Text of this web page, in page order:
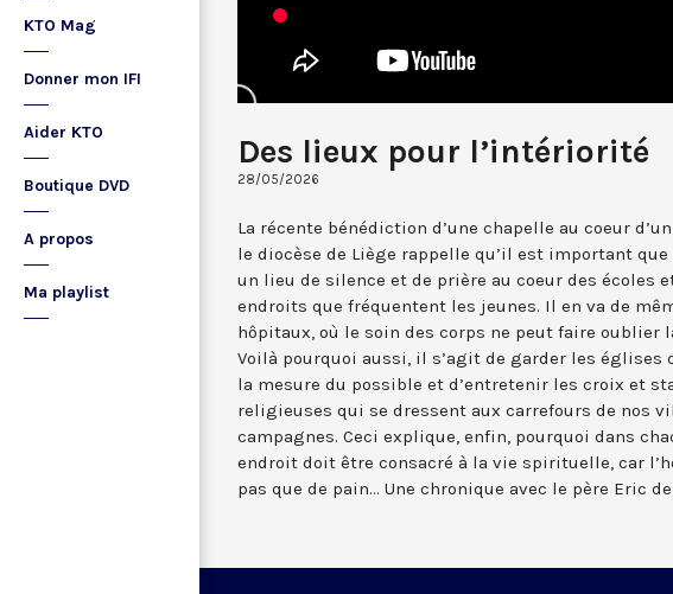
KTO Mag
Donner mon IFI
Aider KTO
Boutique DVD
A propos
Ma playlist
Des lieux pour l’intériorité
28/05/2026
La récente bénédiction d’une chapelle au coeur
le diocèse de Liège rappelle qu’il est important
un lieu de silence et de prière au coeur des écoles
endroits que fréquentent les jeunes. Il en va de
hôpitaux, où le soin des corps ne peut faire oublier
Voilà pourquoi aussi, il s’agit de garder les églises
la mesure du possible et d’entretenir les croix et
religieuses qui se dressent aux carrefours de nos
campagnes. Ceci explique, enfin, pourquoi dans
endroit doit être consacré à la vie spirituelle, car
pas que de pain... Une chronique avec le père Eric